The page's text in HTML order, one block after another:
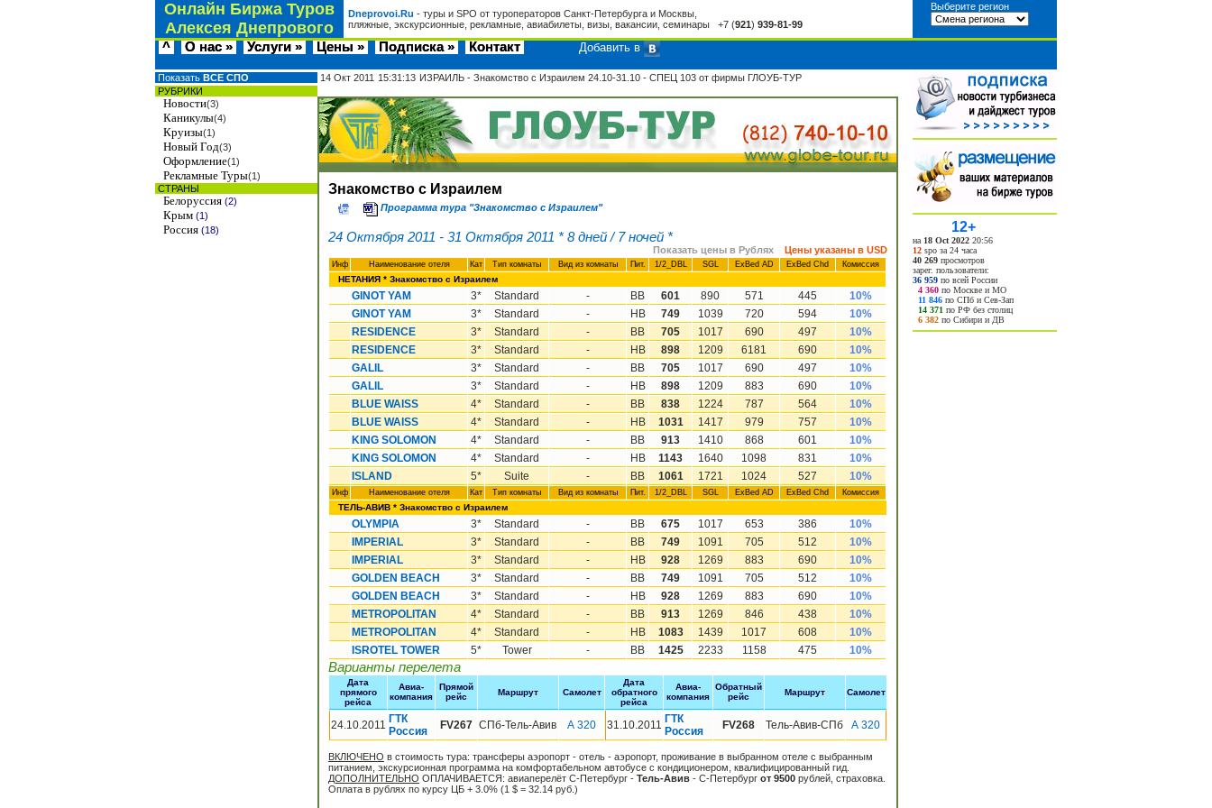
Онлайн Биржа Туров
Алексея Днепрового
Dneprovoi.Ru - туры и SPO от туроператоров Санкт-Петербурга и Москвы,
пляжные, экскурсионные, рекламные, авиабилеты, визы, вакансии, семинары +7 (921) 939-81-99
Выберите регион
^ О нас » Услуги » Цены » Подписка » Контакт Добавить в
Показать ВСЕ СПО
РУБРИКИ
Новости(3)
Каникулы(4)
Круизы(1)
Новый Год(3)
Оформление(1)
Рекламные Туры(1)
СТРАНЫ
Белоруссия (2)
Крым (1)
Россия (18)
14 Окт 2011 15:31:13 ИЗРАИЛЬ - Знакомство с Израилем 24.10-31.10 - СПЕЦ 103 от фирмы ГЛОУБ-ТУР
Знакомство с Израилем
Программа тура "Знакомство с Израилем"
24 Октября 2011 - 31 Октября 2011 * 8 дней / 7 ночей *
Показать цены в Рублях Цены указаны в USD
Инф Наименование oтеля Кат Тип комнаты Вид из комнаты Пит. 1/2_DBL SGL ExBed AD ExBed Chd Комиссия
НЕТАНИЯ * Знакомство с Израилем
GINOT YAM 3* Standard - BB 601 890 571 445
10%
GINOT YAM
3* Standard - HB 749 1039 720 594
10%
RESIDENCE
3* Standard - BB 705 1017 690 497
10%
RESIDENCE
3* Standard - HB 898 1209 6181 690
10%
GALIL
3* Standard - BB 705 1017 690 497
10%
GALIL
3* Standard - HB 898 1209 883 690
10%
BLUE WAISS
4* Standard - BB 838 1224 787 564
10%
BLUE WAISS
4* Standard - HB 1031 1417 979 757
10%
KING SOLOMON
4* Standard - BB 913 1410 868 601
10%
KING SOLOMON
4* Standard - HB 1143 1640 1098 831
10%
ISLAND
5* Suite - BB 1061 1721 1024 527 10%
Инф Наименование oтеля Кат Тип комнаты Вид из комнаты Пит. 1/2_DBL SGL ExBed AD ExBed Chd Комиссия
ТЕЛЬ-АВИВ * Знакомство с Израилем
OLYMPIA 3* Standard - BB 675 1017 653 386
10%
IMPERIAL
3* Standard - BB 749 1091 705 512
10%
IMPERIAL
3* Standard - HB 928 1269 883 690
10%
GOLDEN BEACH
3* Standard - BB 749 1091 705 512
10%
GOLDEN BEACH
3* Standard - HB 928 1269 883 690
10%
METROPOLITAN
4* Standard - BB 913 1269 846 438
10%
METROPOLITAN
4* Standard - HB 1083 1439 1017 608
10%
ISROTEL TOWER
5* Tower - BB 1425 2233 1158 475 10%
Варианты перелета
Дата
прямого
рейса
Авиа-
компания
Прямой
рейс
Маршрут Самолет
Дата
обратного
рейса
Авиа-
компания
Обратный
рейс
Маршрут Самолет
24.10.2011 ГТК
Россия
FV267 СПб-Тель-Авив А 320 31.10.2011 ГТК
Россия
FV268 Тель-Авив-СПб А 320
ВКЛЮЧЕНО в стоимость тура: трансферы аэропорт - отель - аэропорт, проживание в выбранном отеле с выбранным
питанием, экскурсионная программа на комфортабельном автобусе с кондиционером, квалифицированный гид.
ДОПОЛНИТЕЛЬНО ОПЛАЧИВАЕТСЯ: авиаперелёт С-Петербург - Тель-Авив - С-Петербург от 9500 рублей, страховка.
Оплата в рублях по курсу ЦБ + 3.0% (1 $ = 32.14 руб.)
12+
на 18 Oct 2022 20:56
12 spo за 24 часа
40 269 просмотров
зарег. пользователи:
36 959 по всей России
4 360 по Москве и МО
11 846 по СПб и Сев-Зап
14 371 по РФ без столиц
6 382 по Сибири и ДВ